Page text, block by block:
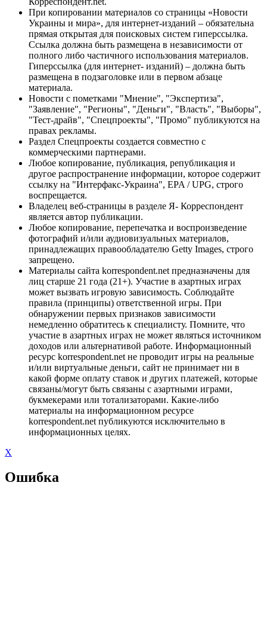
При копировании материалов со страницы «Новости
Украины и мира», для интернет-изданий – обязательна
прямая открытая для поисковых систем гиперссылка.
Ссылка должна быть размещена в независимости от
полного либо частичного использования материалов.
Гиперссылка (для интернет- изданий) – должна быть
размещена в подзаголовке или в первом абзаце
материала.
Новости с пометками "Мнение", "Экспертиза",
"Заявление", "Регионы", "Деньги", "Власть", "Выборы",
"Тест-драйв", "Спецпроекты", "Промо" публикуются на
правах рекламы.
Раздел Спецпроекты создается совместно с
коммерческими партнерами.
Любое копирование, публикация, републикация и
другое распространение информации, которое содержит
ссылку на "Интерфакс-Украина", EPA / UPG, строго
воспрещается.
Владелец веб-страницы в разделе Я- Корреспондент
является автор публикации.
Любое копирование, перепечатка и воспроизведение
фотографий и/или аудиовизуальных материалов,
принадлежащих правообладателю Getty Images, строго
запрещено.
Материалы сайта korrespondent.net предназначены для
лиц старше 21 года (21+). Участие в азартных играх
может вызвать игровую зависимость. Соблюдайте
правила (принципы) ответственной игры. При
обнаружении первых признаков зависимости
немедленно обратитесь к специалисту. Помните, что
участие в азартных играх не может являться источником
доходов или альтернативой работе. Информационный
ресурс korrespondent.net не проводит игры на реальные
и/или виртуальные деньги, сайт не принимает ни в
какой форме оплату ставок и других платежей, которые
связаны/могут быть связаны с азартными играми,
букмекерами или тотализаторами. Какие-либо
материалы на информационном ресурсе
korrespondent.net публикуются исключительно в
информационных целях.
X
Ошибка